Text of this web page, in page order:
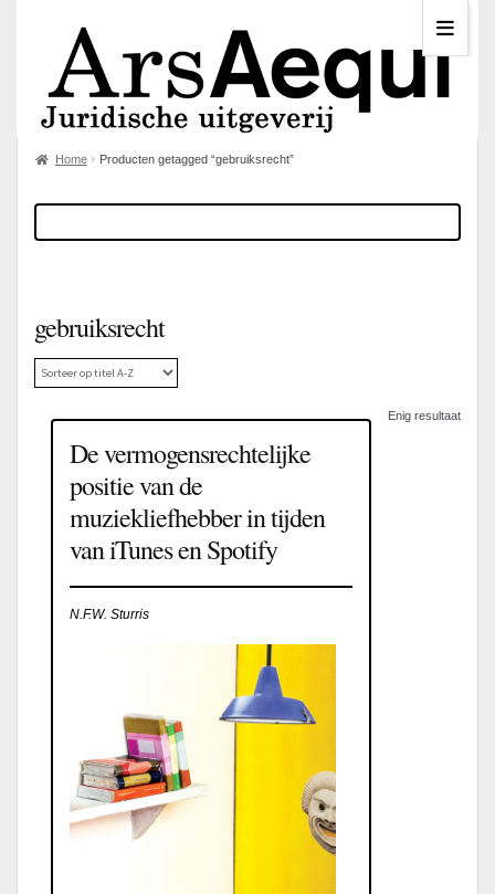
Home Producten getagged “gebruiksrecht”
gebruiksrecht
Enig resultaat
De vermogensrechtelijke
positie van de
muziekliefhebber in tijden
van iTunes en Spotify
N.F.W. Sturris